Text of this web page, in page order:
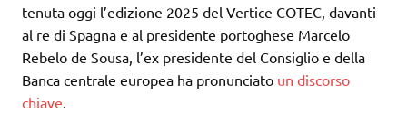
tenuta oggi l’edizione 2025 del Vertice COTEC, davanti
al re di Spagna e al presidente portoghese Marcelo
Rebelo de Sousa, l’ex presidente del Consiglio e della
Banca centrale europea ha pronunciato un discorso
chiave.